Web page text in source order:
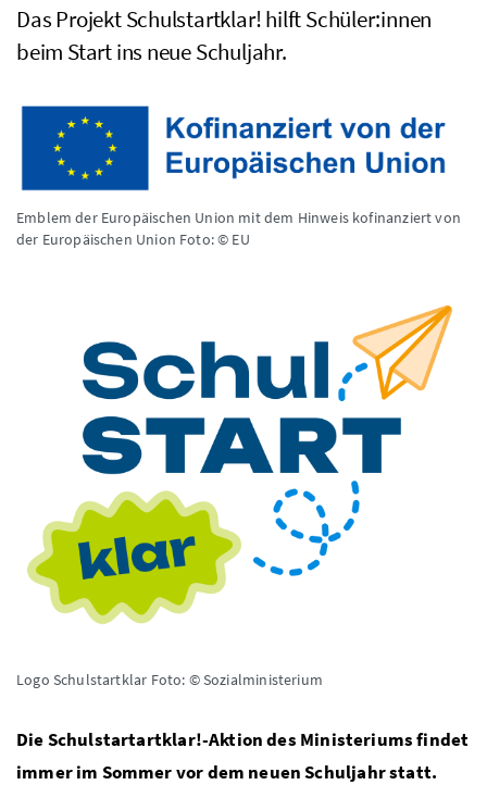
Das Projekt Schulstartklar! hilft Schüler:innen
beim Start ins neue Schuljahr.
Emblem der Europäischen Union mit dem Hinweis kofinanziert von
der Europäischen Union Foto: © EU
Logo Schulstartklar Foto: © Sozialministerium
Die Schulstartartklar!-Aktion des Ministeriums findet
immer im Sommer vor dem neuen Schuljahr statt.